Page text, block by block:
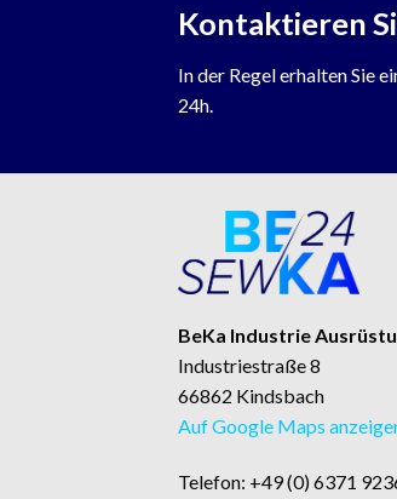
Kontaktieren
In der Regel erhalten Sie
24h.
BeKa Industrie
Industriestraße 8
66862 Kindsbach
Auf Google Maps
Telefon: +49 (0) 6371